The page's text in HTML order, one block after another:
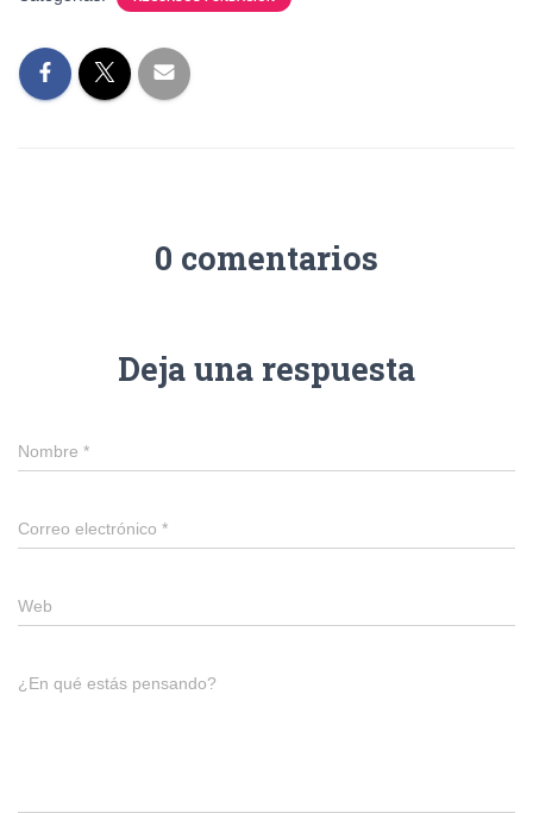
0 comentarios
Deja una respuesta
Nombre *
Correo electrónico *
Web
¿En qué estás pensando?